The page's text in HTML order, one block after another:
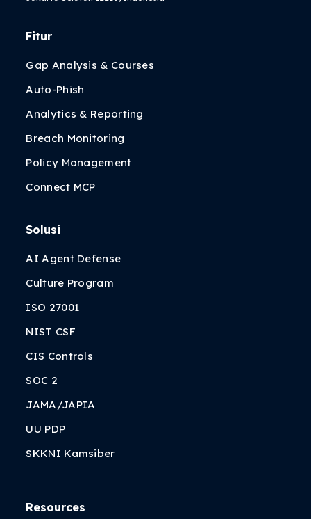
Fitur
Gap Analysis & Courses
Auto-Phish
Analytics & Reporting
Breach Monitoring
Policy Management
Connect MCP
Solusi
AI Agent Defense
Culture Program
ISO 27001
NIST CSF
CIS Controls
SOC 2
JAMA/JAPIA
UU PDP
SKKNI Kamsiber
Resources